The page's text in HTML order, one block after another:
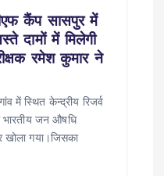
कैंप सासपुर में
दामों में मिलेगी
रमेश कुमार ने
में स्थित केन्द्रीय रिजर्व
भारतीय जन औषधि
गया।जिसका